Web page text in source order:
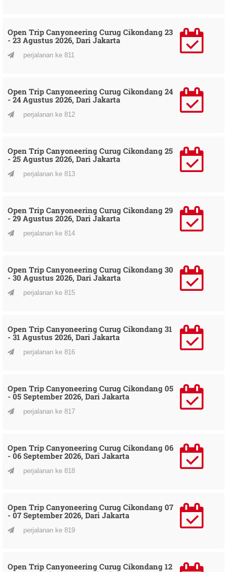
Open Trip Canyoneering Curug Cikondang 23
- 23 Agustus 2026, Dari Jakarta
perjalanan ke 811
Open Trip Canyoneering Curug Cikondang 24
- 24 Agustus 2026, Dari Jakarta
perjalanan ke 812
Open Trip Canyoneering Curug Cikondang 25
- 25 Agustus 2026, Dari Jakarta
perjalanan ke 813
Open Trip Canyoneering Curug Cikondang 29
- 29 Agustus 2026, Dari Jakarta
perjalanan ke 814
Open Trip Canyoneering Curug Cikondang 30
- 30 Agustus 2026, Dari Jakarta
perjalanan ke 815
Open Trip Canyoneering Curug Cikondang 31
- 31 Agustus 2026, Dari Jakarta
perjalanan ke 816
Open Trip Canyoneering Curug Cikondang 05
- 05 September 2026, Dari Jakarta
perjalanan ke 817
Open Trip Canyoneering Curug Cikondang 06
- 06 September 2026, Dari Jakarta
perjalanan ke 818
Open Trip Canyoneering Curug Cikondang 07
- 07 September 2026, Dari Jakarta
perjalanan ke 819
Open Trip Canyoneering Curug Cikondang 12